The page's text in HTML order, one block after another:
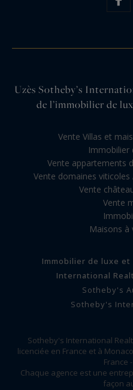
Uzès Sotheby’s
de l’immobilier de
Vente Villas et
Immobilier
Vente appartements
Vente domaines
Vente
Vente
Maisons à
Immobilier de luxe
International
Sotheby's
Sotheby's
Sotheby's International
licenciée en France et à
France
Chaque agence est une
façon